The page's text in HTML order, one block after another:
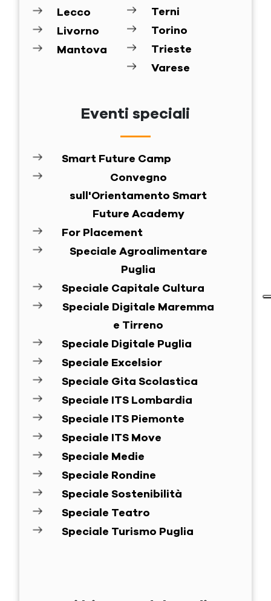
Lecco
Livorno
Mantova
Terni
Torino
Trieste
Varese
Eventi speciali
Smart Future Camp
Convegno
sull'Orientamento Smart
Future Academy
For Placement
Speciale Agroalimentare
Puglia
Speciale Capitale Cultura
Speciale Digitale Maremma
e Tirreno
Speciale Digitale Puglia
Speciale Excelsior
Speciale Gita Scolastica
Speciale ITS Lombardia
Speciale ITS Piemonte
Speciale ITS Move
Speciale Medie
Speciale Rondine
Speciale Sostenibilità
Speciale Teatro
Speciale Turismo Puglia